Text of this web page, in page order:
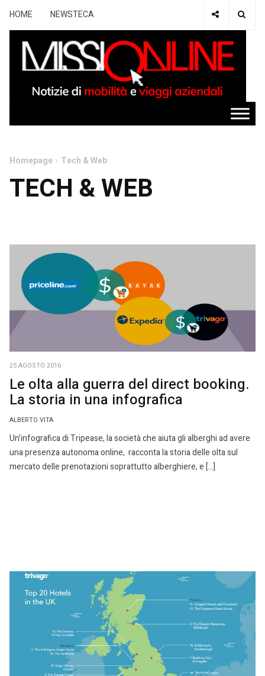
HOME NEWSTECA
Homepage Tech & Web
TECH & WEB
25 AGOSTO 2016
Le olta alla guerra del direct booking.
La storia in una infografica
ALBERTO VITA
Un’infografica di Tripease, la società che aiuta gli alberghi ad avere
una presenza autonoma online, racconta la storia delle olta sul
mercato delle prenotazioni soprattutto alberghiere, e […]